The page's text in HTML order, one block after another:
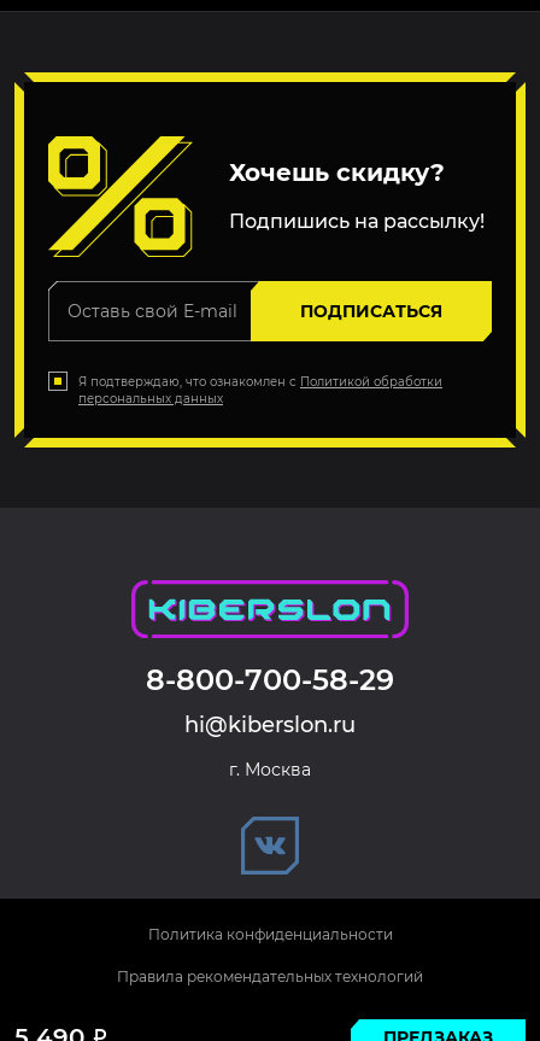
Р
Хочешь скидку?
Подпишись на рассылку!
ПОДПИСАТЬСЯ
Я подтверждаю, что ознакомлен с Политикой обработки
персональных данных
8-800-700-58-29
hi@kiberslon.ru
г. Москва
© 2026 KIBERSLON. Все права защищены.
Политика конфиденциальности
Правила рекомендательных технологий